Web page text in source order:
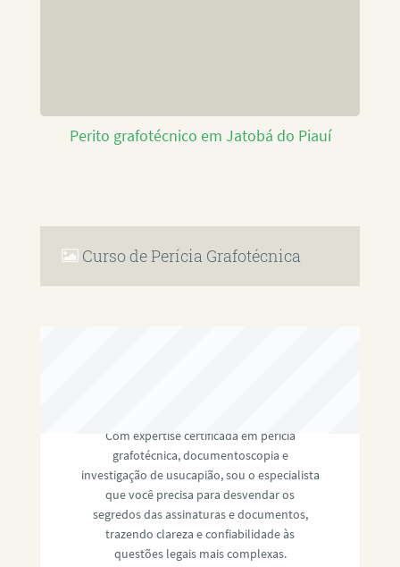
Perito grafotécnico em Jatobá do Piauí
Curso de Perícia Grafotécnica
Com expertise certificada em perícia
grafotécnica, documentoscopia e
investigação de usucapião, sou o especialista
que você precisa para desvendar os
segredos das assinaturas e documentos,
trazendo clareza e confiabilidade às
questões legais mais complexas.